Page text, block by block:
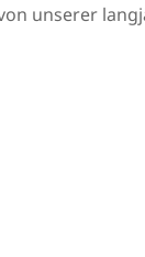
unserer